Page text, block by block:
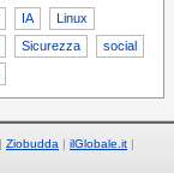
IA
Linux
Sicurezza
social
Ziobudda
ilGlobale.it